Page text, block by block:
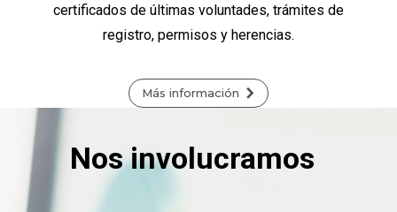
certificados de últimas voluntades, trámites de
registro, permisos y herencias.
Más información
Nos involucramos